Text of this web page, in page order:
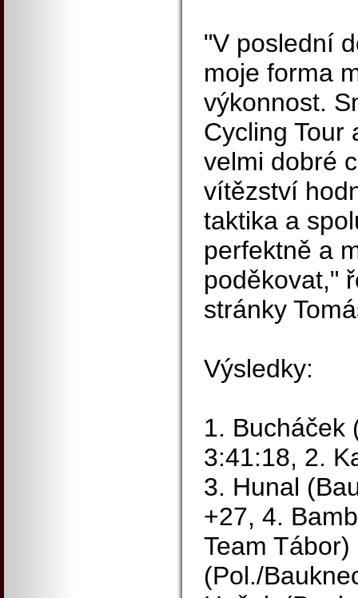
"V poslední
moje forma
výkonnost.
Cycling Tour
velmi dobré
vítězství
taktika a
perfektně a
poděkovat,"
stránky
Výsledky:
1. Bucháček
3:41:18, 2.
3. Hunal
+27, 4.
Team
(Pol./